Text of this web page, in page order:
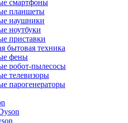
смартфоны
планшеты
наушники
ноутбуки
приставки
бытовая техника
фены
робот-пылесосы
телевизоры
парогенераторы